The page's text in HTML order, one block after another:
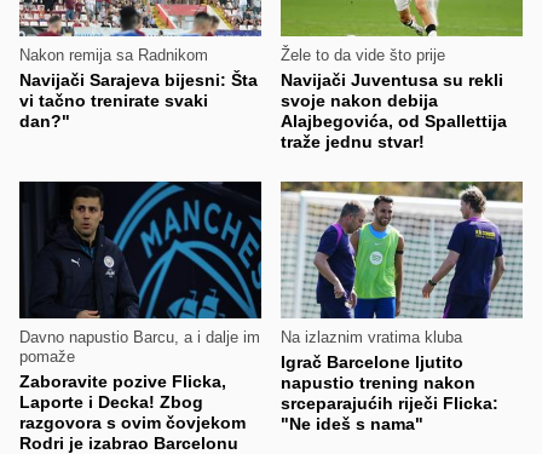
Nakon remija sa Radnikom
Navijači Sarajeva bijesni: Šta
vi tačno trenirate svaki
dan?"
Žele to da vide što prije
Navijači Juventusa su rekli
svoje nakon debija
Alajbegovića, od Spallettija
traže jednu stvar!
Davno napustio Barcu, a i dalje im
pomaže
Zaboravite pozive Flicka,
Laporte i Decka! Zbog
razgovora s ovim čovjekom
Rodri je izabrao Barcelonu
Na izlaznim vratima kluba
Igrač Barcelone ljutito
napustio trening nakon
srceparajućih riječi Flicka:
"Ne ideš s nama"